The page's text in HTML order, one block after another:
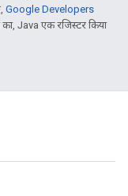
Google Developers
Java एक रजिस्टर किया